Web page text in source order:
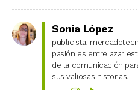
Sonia López
publicista,
pasión es entrelazar
de la comunicación
sus valiosas historias.